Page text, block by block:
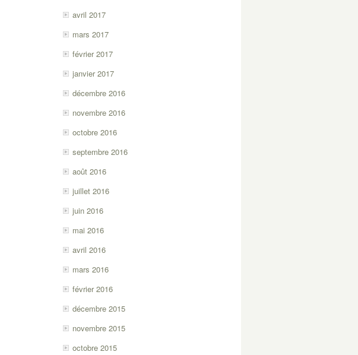
avril 2017
mars 2017
février 2017
janvier 2017
décembre 2016
novembre 2016
octobre 2016
septembre 2016
août 2016
juillet 2016
juin 2016
mai 2016
avril 2016
mars 2016
février 2016
décembre 2015
novembre 2015
octobre 2015